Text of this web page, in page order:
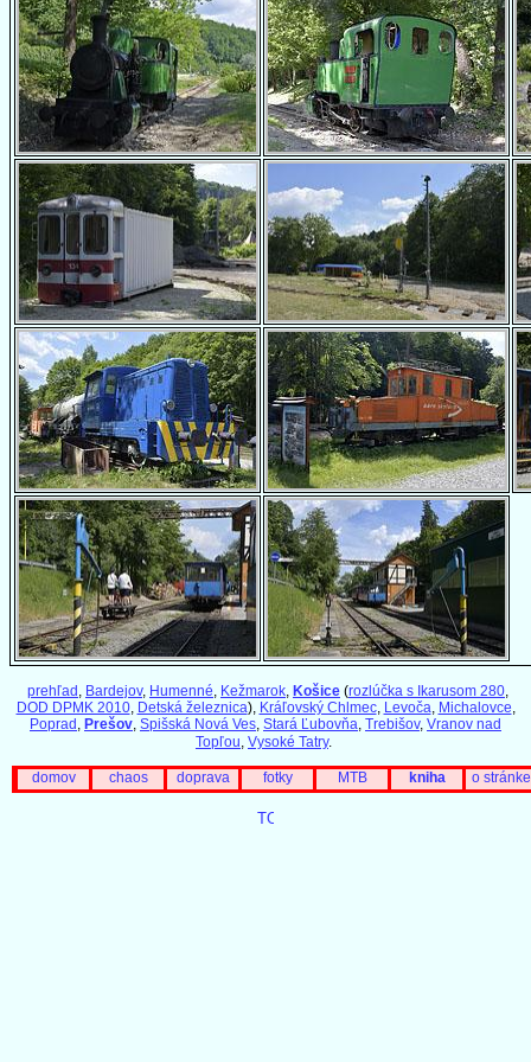
prehľad , Bardejov, Humenné, Kežmarok, Košice (rozlúčka s Ikarusom 280,
DOD DPMK 2010, Detská železnica), Kráľovský Chlmec, Levoča, Michalovce,
Poprad , Prešov, Spišská Nová Ves, Stará Ľubovňa, Trebišov, Vranov nad
Topľou, Vysoké Tatry.
domov chaos doprava fotky MTB kniha o stránke